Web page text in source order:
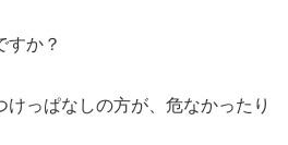
すか？
けっぱなしの方が、危なかったり